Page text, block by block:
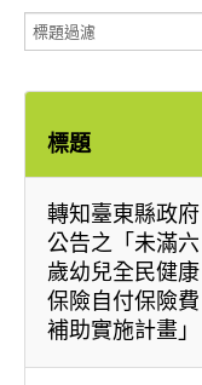
標
題
標題
轉知臺東縣政府
公告之「未滿六
歲幼兒全民健康
保險自付保險費
補助實施計畫」